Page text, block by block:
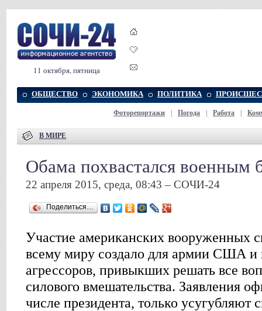
11 октября, пятница
ОБЩЕСТВО ЭКОНОМИКА ПОЛИТИКА
Фоторепортажи Погода Работа
В МИРЕ
Обама похвастался военным
22 апреля 2015, среда, 08:43 – СОЧИ-24
Поделиться…
Участие американских вооруженных
всему миру создало для армии США и
агрессоров, привыкших решать все
силового вмешательства. Заявления
числе президента, только усугубляют